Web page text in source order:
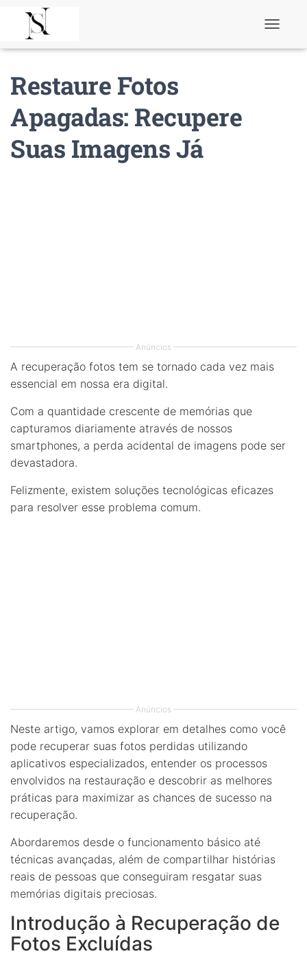
Restaure Fotos
Apagadas: Recupere
Suas Imagens Já
Anúncios
A recuperação fotos tem se tornado cada vez mais
essencial em nossa era digital.
Com a quantidade crescente de memórias que
capturamos diariamente através de nossos
smartphones, a perda acidental de imagens pode ser
devastadora.
Felizmente, existem soluções tecnológicas eficazes
para resolver esse problema comum.
Anúncios
Neste artigo, vamos explorar em detalhes como você
pode recuperar suas fotos perdidas utilizando
aplicativos especializados, entender os processos
envolvidos na restauração e descobrir as melhores
práticas para maximizar as chances de sucesso na
recuperação.
Abordaremos desde o funcionamento básico até
técnicas avançadas, além de compartilhar histórias
reais de pessoas que conseguiram resgatar suas
memórias digitais preciosas.
Introdução à Recuperação de
Fotos Excluídas